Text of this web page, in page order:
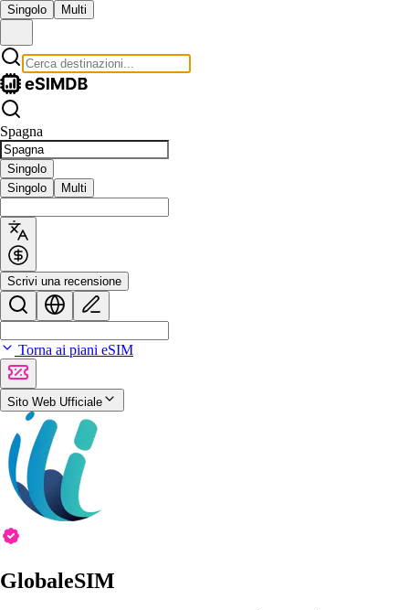
Singolo Multi
Spagna
Singolo
Singolo
Multi
Scrivi una recensione
Torna ai piani eSIM
Sito Web Ufficiale
GlobaleSIM